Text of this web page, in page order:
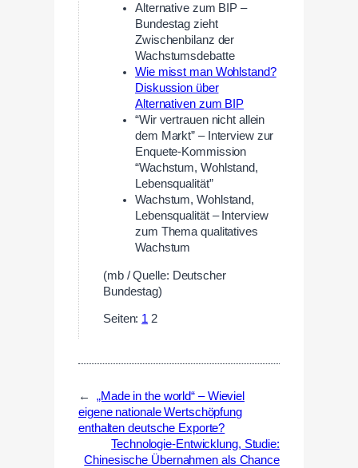
Alternative zum BIP –
Bundestag zieht
Zwischenbilanz der
Wachstumsdebatte
Wie misst man Wohlstand?
Diskussion über
Alternativen zum BIP
“Wir vertrauen nicht allein
dem Markt” – Interview zur
Enquete-Kommission
“Wachstum, Wohlstand,
Lebensqualität”
Wachstum, Wohlstand,
Lebensqualität – Interview
zum Thema qualitatives
Wachstum
(mb / Quelle: Deutscher
Bundestag)
Seiten: 1 2
←
„Made in the world“ – Wieviel
eigene nationale Wertschöpfung
enthalten deutsche Exporte?
Technologie-Entwicklung, Studie:
Chinesische Übernahmen als Chance